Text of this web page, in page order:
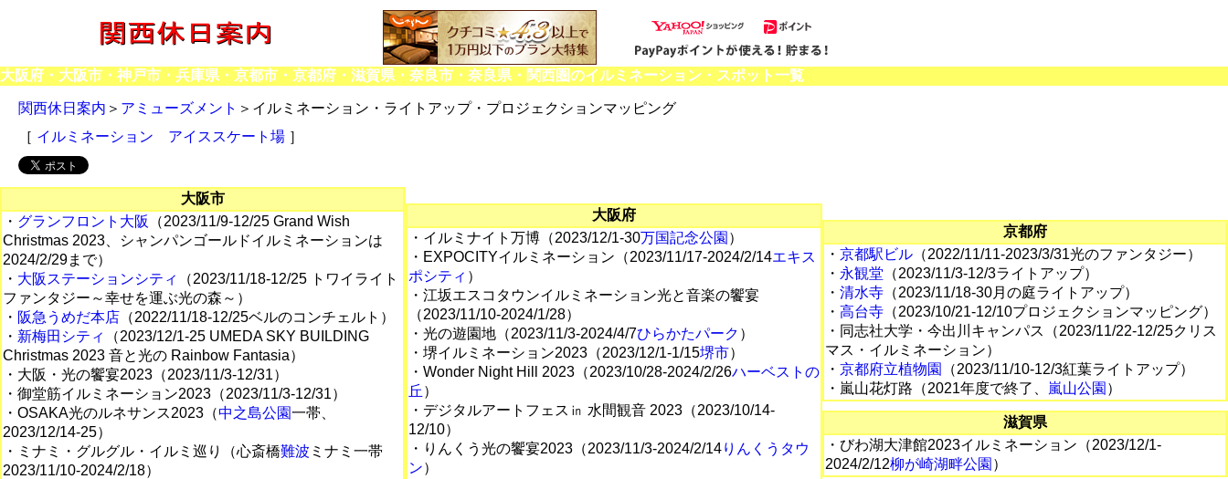
大阪府・大阪市・神戸市・兵庫県・京都市・京都府・滋賀県・奈良市・奈良県・関西圏のイルミネーション・スポット一覧
関西休日案内 ＞ アミューズメント ＞イルミネーション・ライトアップ・プロジェクションマッピング
［ イルミネーション アイススケート場 ］
大阪市
・ グランフロント大阪
（2023/11/9-12/25 Grand Wish
Christmas 2023、シャンパンゴールドイルミネーションは
2024/2/29まで）
・ 大阪ステーションシティ
（2023/11/18-12/25 トワイライト
ファンタジー～幸せを運ぶ光の森～）
・ 阪急うめだ本店 （2022/11/18-12/25ベルのコンチェルト）
・ 新梅田シティ
（2023/12/1-25 UMEDA SKY BUILDING
Christmas 2023 音と光の Rainbow Fantasia）
・大阪・光の饗宴2023（2023/11/3-12/31）
・御堂筋イルミネーション2023（2023/11/3-12/31）
・OSAKA光のルネサンス2023（中之島公園一帯、
2023/12/14-25）
・ミナミ・グルグル・イルミ巡り（心斎橋難波 ミナミ一帯
2023/11/10-2024/2/18）
大阪府
・イルミナイト万博（2023/12/1-30万国記念公園 ）
・EXPOCITYイルミネーション（2023/11/17-2024/2/14エキス
ポシティ ）
・江坂エスコタウンイルミネーション光と音楽の饗宴
（2023/11/10-2024/1/28）
・光の遊園地（2023/11/3-2024/4/7ひらかたパーク ）
・堺イルミネーション2023（2023/12/1-1/15堺市）
・Wonder Night Hill 2023（2023/10/28-2024/2/26ハーベストの
丘 ）
・デジタルアートフェス㏌ 水間観音 2023（2023/10/14-
12/10）
・りんくう光の饗宴2023（2023/11/3-2024/2/14りんくうタウ
ン）
京都府
・京都駅ビル （2022/11/11-2023/3/31光のファンタジー）
・ 永観堂 （2023/11/3-12/3ライトアップ）
・清水寺 （2023/11/18-30月の庭ライトアップ）
・高台寺 （2023/10/21-12/10プロジェクションマッピング）
・同志社大学・今出川キャンパス（2023/11/22-12/25クリス
マス・イルミネーション）
・京都府立植物園
（2023/11/10-12/3紅葉ライトアップ）
・嵐山花灯路（2021年度で終了、 嵐山公園 ）
滋賀県
・びわ湖大津館2023イルミネーション（2023/12/1-
2024/2/12柳が崎湖畔公園 ）